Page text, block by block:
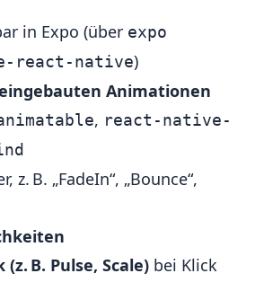
in Expo (über expo
native)
Animationen
, react-native-
z. B. „FadeIn“, „Bounce“,
B. Pulse, Scale) bei Klick